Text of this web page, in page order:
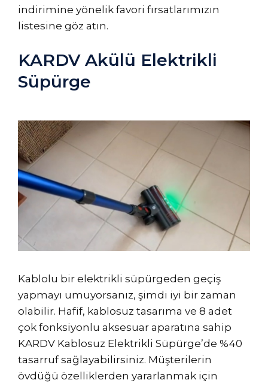
indirimine yönelik favori fırsatlarımızın
listesine göz atın.
KARDV Akülü Elektrikli
Süpürge
Kablolu bir elektrikli süpürgeden geçiş
yapmayı umuyorsanız, şimdi iyi bir zaman
olabilir. Hafif, kablosuz tasarıma ve 8 adet
çok fonksiyonlu aksesuar aparatına sahip
KARDV Kablosuz Elektrikli Süpürge’de %40
tasarruf sağlayabilirsiniz. Müşterilerin
övdüğü özelliklerden yararlanmak için